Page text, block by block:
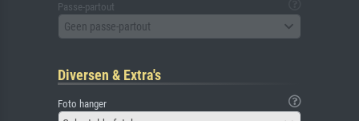
Passe-partout
Geen passe-partout
Diversen & Extra's
Foto hanger